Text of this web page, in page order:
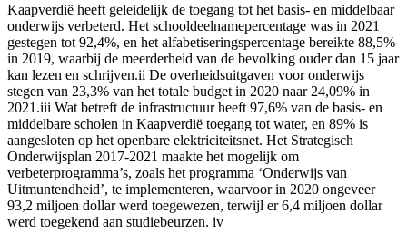
Kaapverdië heeft geleidelijk de toegang tot het basis- en middelbaar
onderwijs verbeterd. Het schooldeelnamepercentage was in 2021
gestegen tot 92,4%, en het alfabetiseringspercentage bereikte 88,5%
in 2019, waarbij de meerderheid van de bevolking ouder dan 15 jaar
kan lezen en schrijven.ii De overheidsuitgaven voor onderwijs
stegen van 23,3% van het totale budget in 2020 naar 24,09% in
2021.iii Wat betreft de infrastructuur heeft 97,6% van de basis- en
middelbare scholen in Kaapverdië toegang tot water, en 89% is
aangesloten op het openbare elektriciteitsnet. Het Strategisch
Onderwijsplan 2017-2021 maakte het mogelijk om
verbeterprogramma’s, zoals het programma ‘Onderwijs van
Uitmuntendheid’, te implementeren, waarvoor in 2020 ongeveer
93,2 miljoen dollar werd toegewezen, terwijl er 6,4 miljoen dollar
werd toegekend aan studiebeurzen. iv